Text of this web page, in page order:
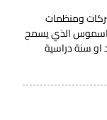
ومنظمات
الذي يسمح
سنة دراسية